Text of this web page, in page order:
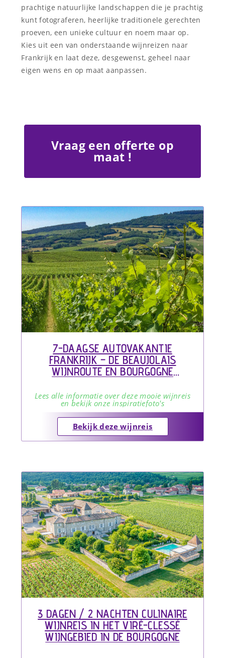
prachtige natuurlijke landschappen die je prachtig
kunt fotograferen, heerlijke traditionele gerechten
proeven, een unieke cultuur en noem maar op.
Kies uit een van onderstaande wijnreizen naar
Frankrijk en laat deze, desgewenst, geheel naar
eigen wens en op maat aanpassen.
Vraag een offerte op
maat !
7-DAAGSE AUTOVAKANTIE
FRANKRIJK – DE BEAUJOLAIS
WIJNROUTE EN BOURGOGNE
Lees alle informatie over deze mooie wijnreis
en bekijk onze inspiratiefoto's
Bekijk deze wijnreis
3 DAGEN / 2 NACHTEN CULINAIRE
WIJNREIS IN HET VIRÉ-CLESSÉ
WIJNGEBIED IN DE BOURGOGNE